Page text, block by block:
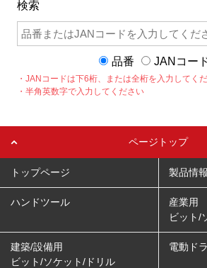
検索
品番 JANコー
・JANコードは下6桁、または全桁を入力してく
・半角英数字で入力してください
ページトップ
トップページ 製品情報
ハンドツール
産業用
ビット/
建築/設備用
ビット/ソケット/ドリル
電動ド